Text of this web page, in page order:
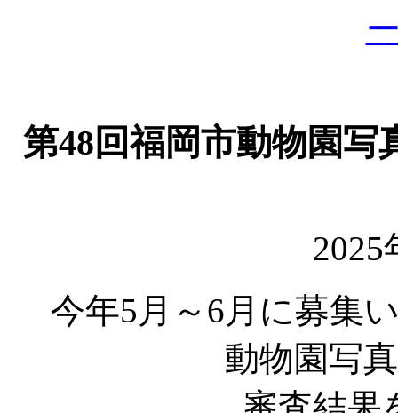
第48回福岡市動物園
2025
今年5月～6月に募集
動物園写